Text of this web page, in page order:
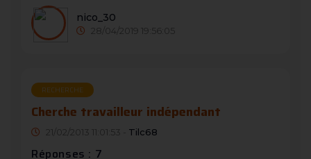
nico_30
28/04/2019 19:56:05
RECHERCHE
Cherche travailleur indépendant
21/02/2013 11:01:53 - Tilc68
Réponses : 7